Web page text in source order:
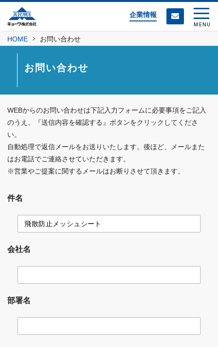
企業情報
MENU
HOME お問い合わせ
お問い合わせ
WEBからのお問い合わせは下記入力フォームに必要事項をご記入
のうえ、『送信内容を確認する』ボタンをクリックしてくださ
い。
自動処理で返信メールをお送りいたします。後ほど、メールまた
はお電話でご連絡させていただきます。
※営業やご提案に関するメールはお断りさせて頂きます。
件名
会社名
部署名